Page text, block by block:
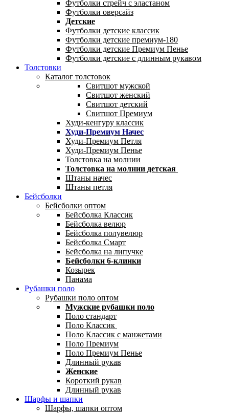
Футболки стрейч с эластаном
Футболки оверсайз
Детские
Футболки детские классик
Футболки детские премиум-180
Футболки детские Премиум Пенье
Футболки детские с длинным рукавом
Толстовки
Каталог толстовок
Свитшот мужской
Свитшот женский
Свитшот детский
Свитшот Премиум
Худи-кенгуру классик
Худи-Премиум Начес
Худи-Премиум Петля
Худи-Премиум Пенье
Толстовка на молнии
Толстовка на молнии детская
Штаны начес
Штаны петля
Бейсболки
Бейсболки оптом
Бейсболка Классик
Бейсболка велюр
Бейсболка полувелюр
Бейсболка Смарт
Бейсболка на липучке
Бейсболки 6-клинки
Козырек
Панама
Рубашки поло
Рубашки поло оптом
Мужские рубашки поло
Поло стандарт
Поло Классик
Поло Классик с манжетами
Поло Премиум
Поло Премиум Пенье
Длинный рукав
Женские
Короткий рукав
Длинный рукав
Шарфы и шапки
Шарфы, шапки оптом